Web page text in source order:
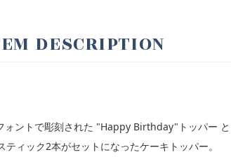
DESCRIPTION
ォントで彫刻された "Happy Birthday"トッパー と
ティック2本がセットになったケーキトッパー。